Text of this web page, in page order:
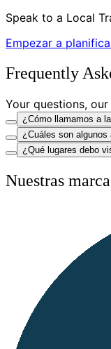
Speak to a Local
Empezar a
Frequently
Your questions,
¿Cómo llamamos a
¿Cuáles son
¿Qué lugares debo
Nuestras